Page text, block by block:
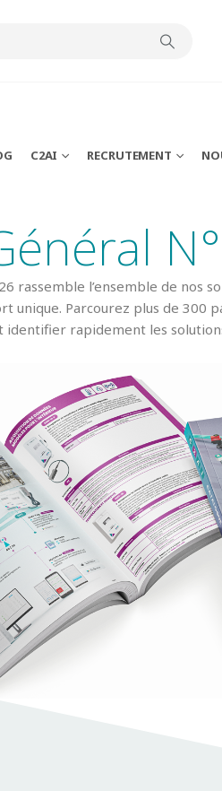
C2AI RECRUTEMENT
rassemble l’ensemble de
unique. Parcourez plus de 300
rapidement les